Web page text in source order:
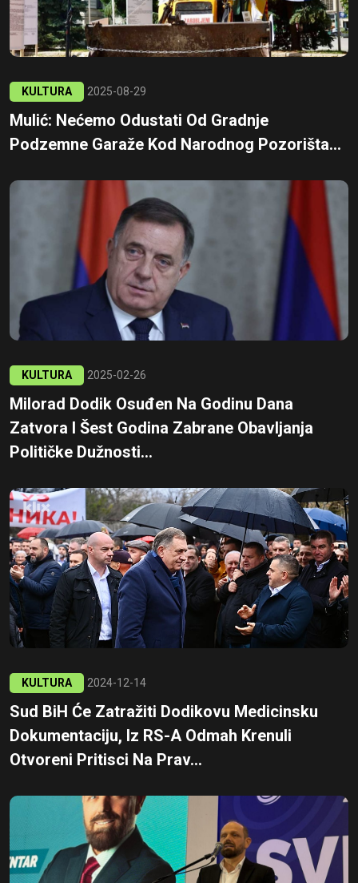
KULTURA 2025-08-29
Mulić: Nećemo Odustati Od Gradnje
Podzemne Garaže Kod Narodnog Pozorišta...
KULTURA 2025-02-26
Milorad Dodik Osuđen Na Godinu Dana
Zatvora I Šest Godina Zabrane Obavljanja
Političke Dužnosti...
KULTURA 2024-12-14
Sud BiH Će Zatražiti Dodikovu Medicinsku
Dokumentaciju, Iz RS-A Odmah Krenuli
Otvoreni Pritisci Na Prav...